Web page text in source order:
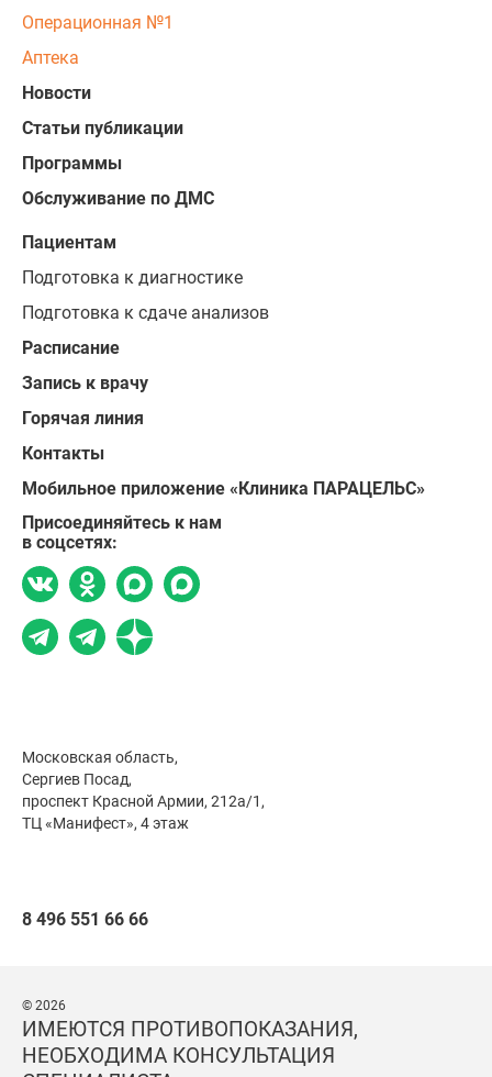
Операционная №1
Аптека
Новости
Статьи публикации
Программы
Обслуживание по ДМС
Пациентам
Подготовка к диагностике
Подготовка к сдаче анализов
Расписание
Запись к врачу
Горячая линия
Контакты
Мобильное приложение «Клиника ПАРАЦЕЛЬС»
Присоединяйтесь к нам
в соцсетях:
Московская область,
Сергиев Посад,
проспект Красной Армии, 212а/1,
ТЦ «Манифест», 4 этаж
8 496 551 66 66
© 2026
ИМЕЮТСЯ ПРОТИВОПОКАЗАНИЯ,
НЕОБХОДИМА КОНСУЛЬТАЦИЯ